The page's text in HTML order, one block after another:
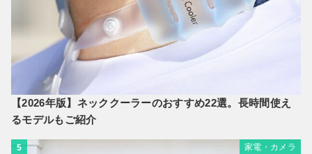
【2026年版】ネッククーラーのおすすめ22選。長時間使え
るモデルもご紹介
5 家電・カメラ